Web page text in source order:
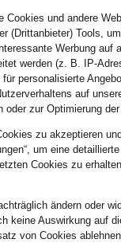
und andere
(Drittanbieter) Tools,
Werbung auf
werden (z. B. IP-
personalisierte
auf
zur Optimierung
zu akzeptieren
um eine
Cookies zu
ändern oder
keine Auswirkung auf
von Cookies